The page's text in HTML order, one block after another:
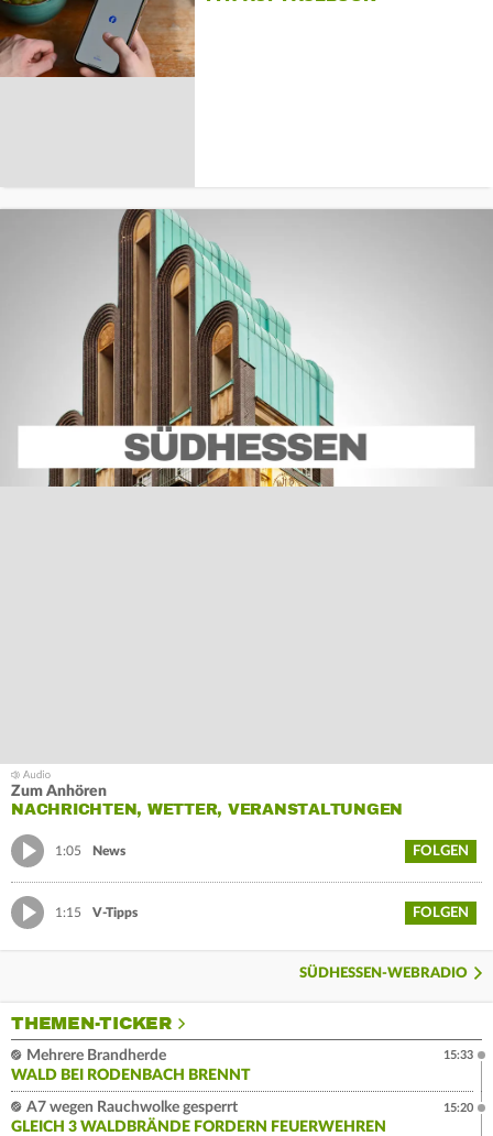
Zum Anhören
NACHRICHTEN, WETTER, VERANSTALTUNGEN
1:05 News FOLGEN
1:15 V-Tipps FOLGEN
SÜDHESSEN-WEBRADIO
THEMEN-TICKER
Mehrere Brandherde
WALD BEI RODENBACH BRENNT
15:33
A7 wegen Rauchwolke gesperrt
GLEICH 3 WALDBRÄNDE FORDERN FEUERWEHREN
15:20